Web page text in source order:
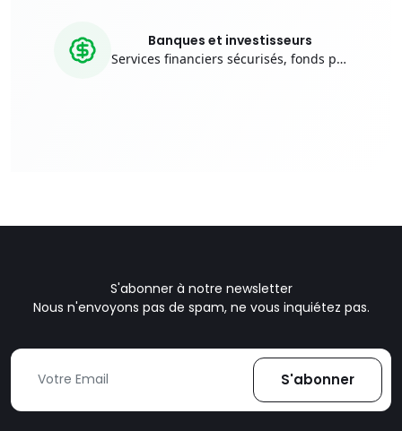
Banques et investisseurs
Services financiers sécurisés, fonds pour préfinancer les acquisitions
S'abonner à notre newsletter
Nous n'envoyons pas de spam, ne vous inquiétez pas.
S'abonner